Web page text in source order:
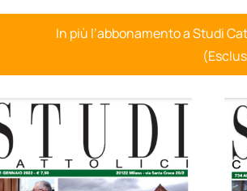
In più l’abbonamento a Studi